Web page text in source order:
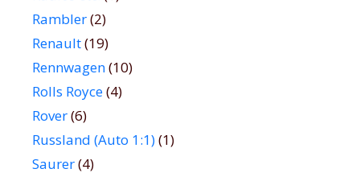
Rambler(2)
Renault(19)
Rennwagen(10)
Rolls Royce(4)
Rover(6)
Russland (Auto 1:1)(1)
Saurer(4)